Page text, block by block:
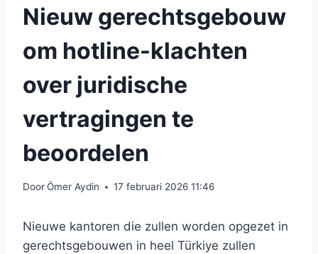
Nieuw gerechtsgebouw
om hotline-klachten
over juridische
vertragingen te
beoordelen
DoorÖmer Aydin 17 februari 2026 11:46
Nieuwe kantoren die zullen worden opgezet in
gerechtsgebouwen in heel Türkiye zullen